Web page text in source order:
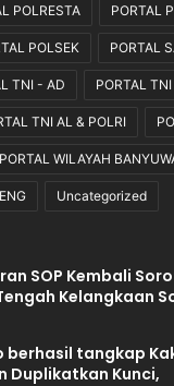
POLRESTA PORTAL
POLSEK PORTAL
TNI - AD PORTAL
TNI AL & POLRI
PORTAL WILAYAH
Uncategorized
SOP Kembali
Kelangkaan
berhasil tangkap
Duplikatkan Kunci,